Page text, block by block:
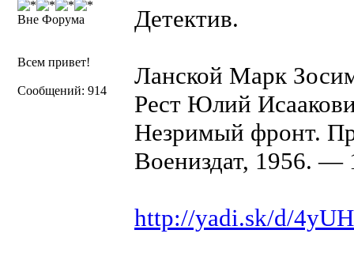
Вне Форума
Всем привет!
Сообщений: 914
Детектив.
Ланской Марк
Реcт Юлий
Незримый фронт.
Воениздат, 1956. —
http://yadi.sk/d/